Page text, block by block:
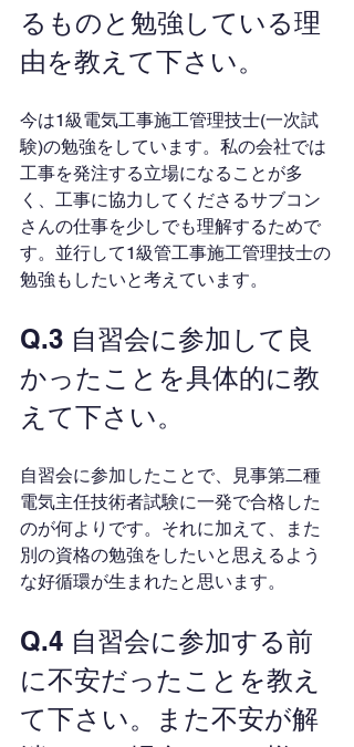
るものと勉強している理
由を教えて下さい。
今は1級電気工事施工管理技士(一次試
験)の勉強をしています。私の会社では
工事を発注する立場になることが多
く、工事に協力してくださるサブコン
さんの仕事を少しでも理解するためで
す。並行して1級管工事施工管理技士の
勉強もしたいと考えています。
Q.3 自習会に参加して良
かったことを具体的に教
えて下さい。
自習会に参加したことで、見事第二種
電気主任技術者試験に一発で合格した
のが何よりです。それに加えて、また
別の資格の勉強をしたいと思えるよう
な好循環が生まれたと思います。
Q.4 自習会に参加する前
に不安だったことを教え
て下さい。また不安が解